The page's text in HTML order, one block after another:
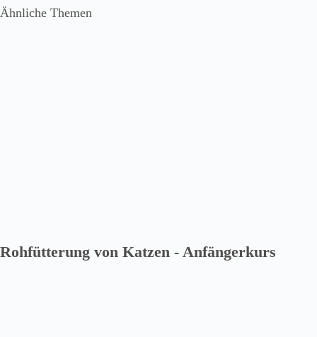
Ähnliche Themen
Rohfütterung von Katzen - Anfängerkurs